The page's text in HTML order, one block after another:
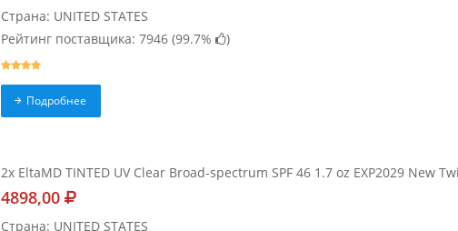
Страна: UNITED STATES
Рейтинг поставщика: 7946 (99.7% )
Подробнее
2x EltaMD TINTED UV Clear Broad-spectrum SPF 46 1.7 oz EXP2029 New
4898,00
Страна: UNITED STATES